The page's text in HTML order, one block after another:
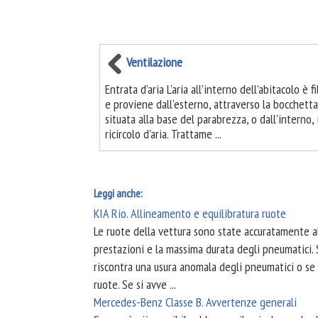
Ventilazione
Entrata d'aria L'aria all'interno dell'abitacolo è
e proviene dall'esterno, attraverso la bocchetta
situata alla base del parabrezza, o dall'interno,
ricircolo d'aria. Trattame ...
Leggi anche:
KIA Rio. Allineamento e equilibratura ruote
Le ruote della vettura sono state
prestazioni e la massima durata degli
riscontra una usura anomala degli pneumatici o
ruote. Se si avve ...
Mercedes-Benz Classe B. Avvertenze generali